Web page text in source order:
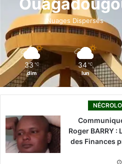
o
k
i
n
Nuages Dispersés
33 ℃
dim
34 ℃
lun
Roger BARRY :
des Finances